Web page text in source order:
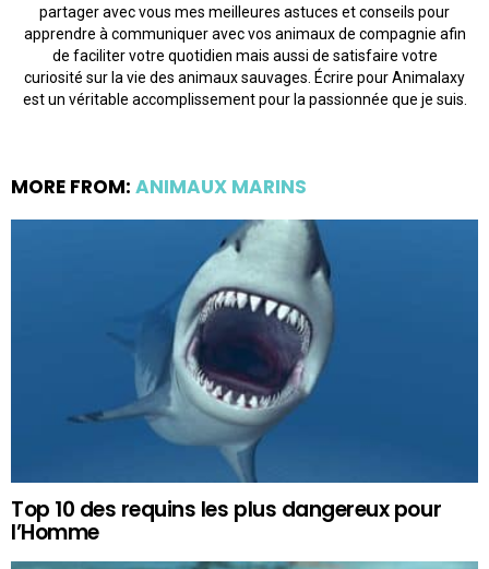
partager avec vous mes meilleures astuces et conseils pour
apprendre à communiquer avec vos animaux de compagnie afin
de faciliter votre quotidien mais aussi de satisfaire votre
curiosité sur la vie des animaux sauvages. Écrire pour Animalaxy
est un véritable accomplissement pour la passionnée que je suis.
MORE FROM: ANIMAUX MARINS
Top 10 des requins les plus dangereux pour
l’Homme